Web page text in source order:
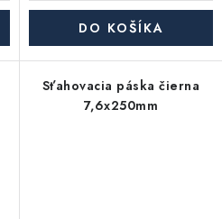
DO KOŠÍKA
Sťahovacia páska čierna
7,6x250mm